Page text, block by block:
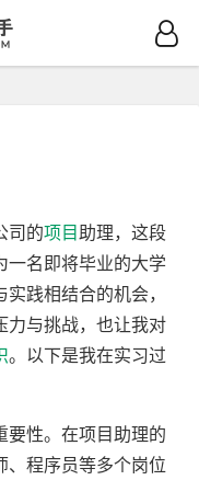
司的项目助理，这段
一名即将毕业的大学
践相结合的机会，
力与挑战，也让我对
。以下是我在实习过
要性。在项目助理的
、程序员等多个岗位